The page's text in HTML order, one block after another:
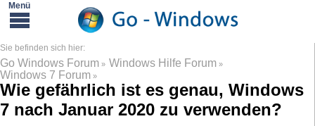
Go Windows Forum » Windows Hilfe Forum »
Windows 7 Forum »
Wie gefährlich ist es genau, Windows
7 nach Januar 2020 zu verwenden?